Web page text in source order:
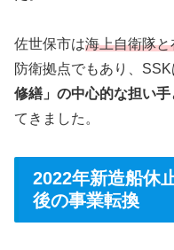
佐世保市は海上自衛隊
防衛拠点でもあり、
修繕」の中心的な担い手
てきました。
2022年新造船休
後の事業転換